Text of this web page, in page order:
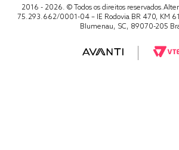
2016 - 2026. © Todos os direitos
75.293.662/0001-04 – IE Rodovia BR 470, KM
Blumenau, SC, 89070-205